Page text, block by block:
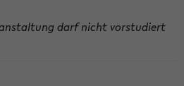
darf nicht vorstudiert